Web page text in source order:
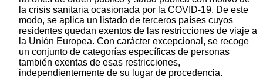
la crisis sanitaria ocasionada por la COVID-19. De este
modo, se aplica un listado de terceros países cuyos
residentes quedan exentos de las restricciones de viaje a
la Unión Europea. Con carácter excepcional, se recoge
un conjunto de categorías específicas de personas
también exentas de esas restricciones,
independientemente de su lugar de procedencia.